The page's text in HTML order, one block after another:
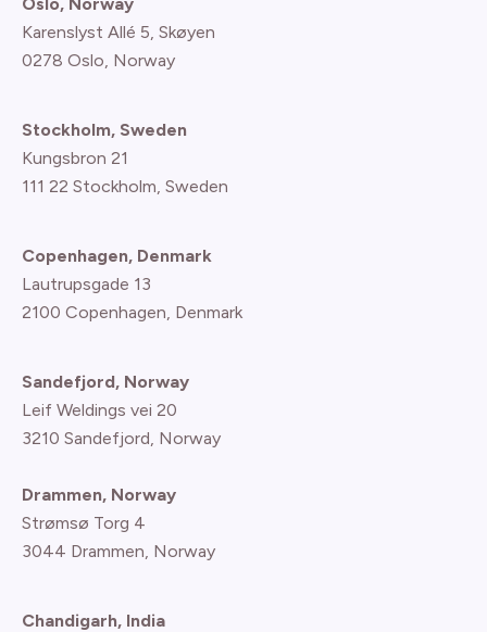
Karenslyst Allé 5, Skøyen
0278 Oslo, Norway
Stockholm, Sweden
Kungsbron 21
111 22 Stockholm, Sweden
Copenhagen, Denmark
Lautrupsgade 13
2100 Copenhagen, Denmark
Sandefjord, Norway
Leif Weldings vei 20
3210 Sandefjord, Norway
Drammen, Norway
Strømsø Torg 4
3044 Drammen, Norway
Chandigarh, India